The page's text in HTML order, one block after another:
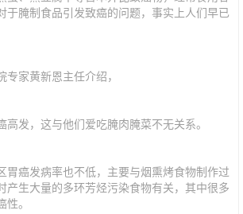
于腌制食品引发致癌的问题，事实上人们早已
家黄新恩主任介绍，
发，这与他们爱吃腌肉腌菜不无关系。
胃癌发病率也不低，主要与烟熏烤食物制作过
产生大量的多环芳烃污染食物有关，其中很多
。